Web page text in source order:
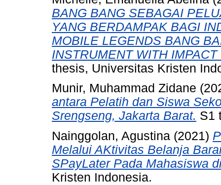
BANG BANG SEBAGAI
YANG BERDAMPAK BAGI
MOBILE LEGENDS BANG
INSTRUMENT WITH
thesis, Universitas Kristen
Munir, Muhammad Zidane
antara Pelatih dan Siswa
Srengseng, Jakarta Barat. S1
Nainggolan, Agustina (2021)
Melalui AKtivitas Belanja
SPayLater Pada Mahasiswa
Kristen Indonesia.